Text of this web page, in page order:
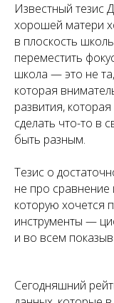
Известный тезис
хорошей матери
в плоскость
переместить
школа — это не
которая
развития,
сделать что-то в
быть разным.
Тезис о
не про сравнение
которую хочется
инструменты —
и во всем
Сегодняшний